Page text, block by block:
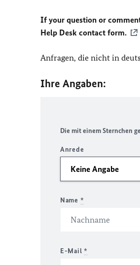
If your question or
Help Desk contact form.
Anfragen, die nicht in
Ihre Angaben:
Die mit einem Sternchen
Anrede
Name *
E-Mail *